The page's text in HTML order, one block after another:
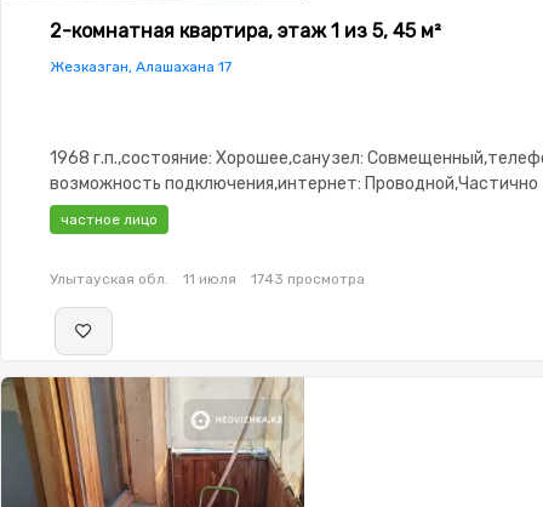
2-комнатная квартира, этаж 1 из 5, 45 м²
Жезказган, Алашахана 17
1968 г.п.,состояние: Хорошее,санузел:
возможность подключения,интернет: Проводной,Частично
меблирована,Частично меблирована,Решетки на
окнах,Домофон,Неугловая,Кладовка
частное лицо
Улытауская обл. 11 июля 1743 просмотра